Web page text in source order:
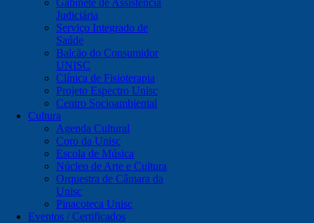
Gabinete de Assistência
Judiciária
Serviço Integrado de
Saúde
Balcão do Consumidor
UNISC
Clínica de Fisioterapia
Projeto Espectro Unisc
Centro Socioambiental
Cultura
Agenda Cultural
Coro da Unisc
Escola de Música
Núcleo de Arte e Cultura
Orquestra de Câmara da
Unisc
Pinacoteca Unisc
Eventos / Certificados